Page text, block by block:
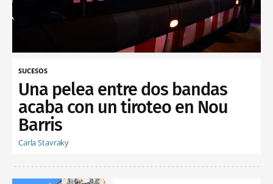
SUCESOS
Una pelea entre dos bandas
acaba con un tiroteo en Nou
Barris
Carla Stavraky